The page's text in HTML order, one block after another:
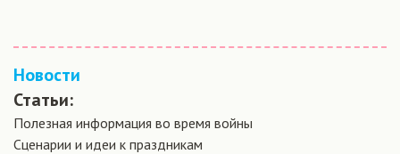
Новости
Статьи:
Полезная информация во время войны
Сценарии и идеи к праздникам